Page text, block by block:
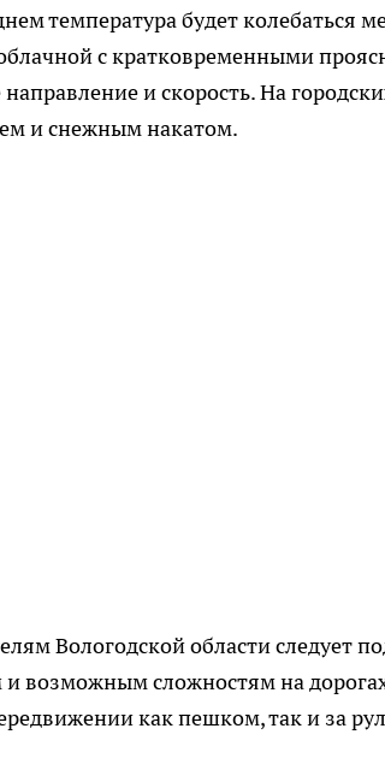
температура будет колебаться
с кратковременными
направление и скорость. На
и снежным накатом.
Вологодской области следует
возможным сложностям на
как пешком, так и за